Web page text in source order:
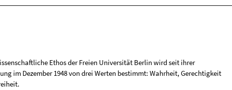
Ethos der Freien Universität Berlin wird seit ihrer
im Dezember 1948 von drei Werten bestimmt: Wahrheit, Gerechtigkeit